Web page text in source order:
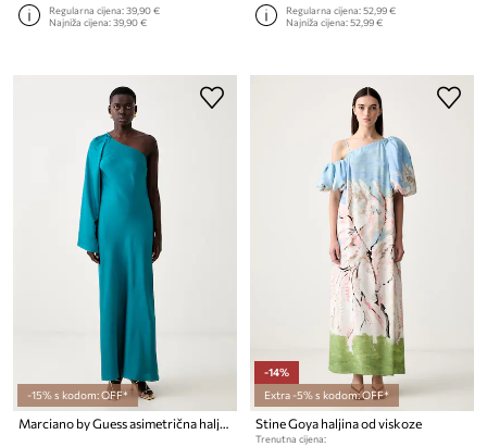
Regularna cijena:39,90 €
Najniža cijena:39,90 €
Regularna cijena:52,99 €
Najniža cijena:52,99 €
-15% s kodom: OFF*
Marciano by Guess asimetrična haljina KHLIFIA
-14%
Extra -5% s kodom: OFF*
Stine Goya haljina od viskoze
Trenutna cijena: